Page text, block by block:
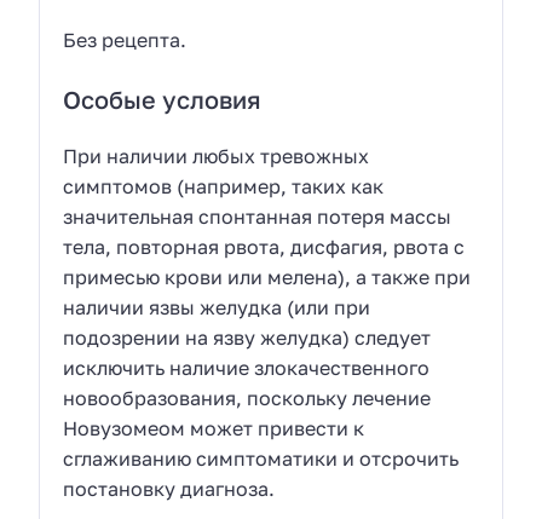
Без рецепта.
Особые условия
При наличии любых тревожных
симптомов (например, таких как
значительная спонтанная потеря массы
тела, повторная рвота, дисфагия, рвота с
примесью крови или мелена), а также при
наличии язвы желудка (или при
подозрении на язву желудка) следует
исключить наличие злокачественного
новообразования, поскольку лечение
Новузомеом может привести к
сглаживанию симптоматики и отсрочить
постановку диагноза.